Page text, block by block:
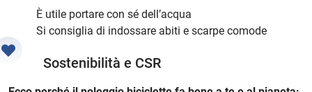
È utile portare con sé dell’acqua
Si consiglia di indossare abiti e scarpe comode
Sostenibilità e CSR